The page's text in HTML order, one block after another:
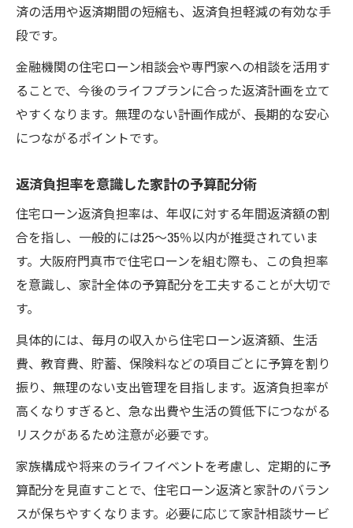
済の活用や返済期間の短縮も、返済負担軽減の有効な手
段です。
金融機関の住宅ローン相談会や専門家への相談を活用す
ることで、今後のライフプランに合った返済計画を立て
やすくなります。無理のない計画作成が、長期的な安心
につながるポイントです。
返済負担率を意識した家計の予算配分術
住宅ローン返済負担率は、年収に対する年間返済額の割
合を指し、一般的には25〜35％以内が推奨されていま
す。大阪府門真市で住宅ローンを組む際も、この負担率
を意識し、家計全体の予算配分を工夫することが大切で
す。
具体的には、毎月の収入から住宅ローン返済額、生活
費、教育費、貯蓄、保険料などの項目ごとに予算を割り
振り、無理のない支出管理を目指します。返済負担率が
高くなりすぎると、急な出費や生活の質低下につながる
リスクがあるため注意が必要です。
家族構成や将来のライフイベントを考慮し、定期的に予
算配分を見直すことで、住宅ローン返済と家計のバラン
スが保ちやすくなります。必要に応じて家計相談サービ